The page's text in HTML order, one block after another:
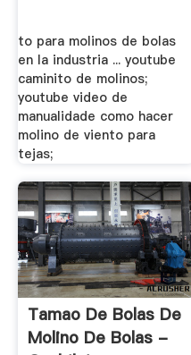
to para molinos de bolas
en la industria ... youtube
caminito de molinos;
youtube video de
manualidade como hacer
molino de viento para
tejas;
Tamao De Bolas De
Molino De Bolas -